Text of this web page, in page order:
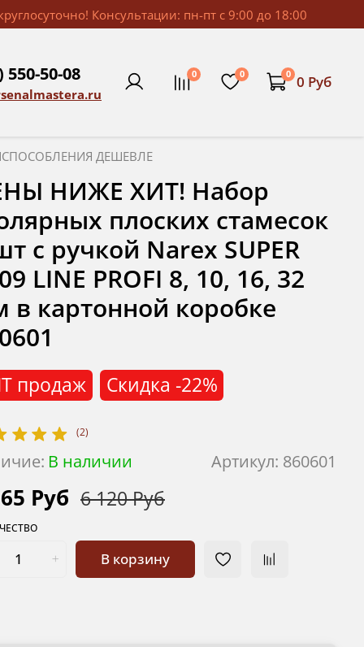
Консультации: пн-пт с 9:00 до 18:00
550-50-08 0 0 0 0 Руб
ДЕШЕВЛЕ
(2)
Артикул: 860601
В наличии
продаж Скидка -22%
НИЖЕ ХИТ! Набор
плоских стамесок
с ручкой Narex SUPER
LINE PROFI 8, 10, 16, 32
в картонной коробке
Руб 6 120 Руб
В корзину